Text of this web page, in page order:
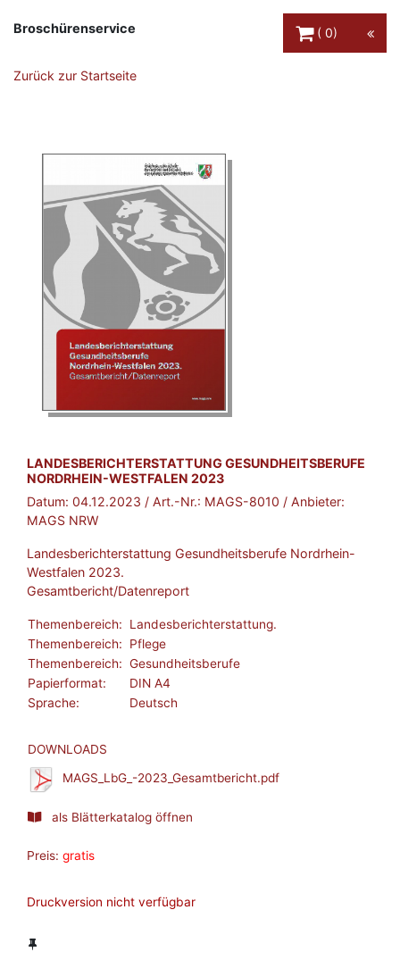
Broschürenservice
0
Zurück zur Startseite
BROSCHÜRE:
LANDESBERICHTERSTATTUNG GESUNDHEITSBERUFE
NORDRHEIN-WESTFALEN 2023
Datum: 04.12.2023 / Art.-Nr.: MAGS-8010 / Anbieter:
MAGS NRW
Landesberichterstattung Gesundheitsberufe Nordrhein-
Westfalen 2023.
Gesamtbericht/Datenreport
Themenbereich:
Landesberichterstattung.
Themenbereich:
Pflege
Themenbereich: Gesundheitsberufe
Papierformat:
DIN A4
Sprache:
Deutsch
DOWNLOADS
MAGS_LbG_-2023_Gesamtbericht.pdf
als Blätterkatalog öffnen
Preis: gratis
Druckversion nicht verfügbar